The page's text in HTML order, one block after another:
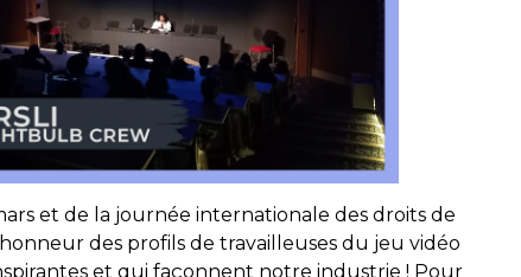
et de la journée internationale des droits de
des profils de travailleuses du jeu vidéo
et qui façonnent notre industrie ! Pour